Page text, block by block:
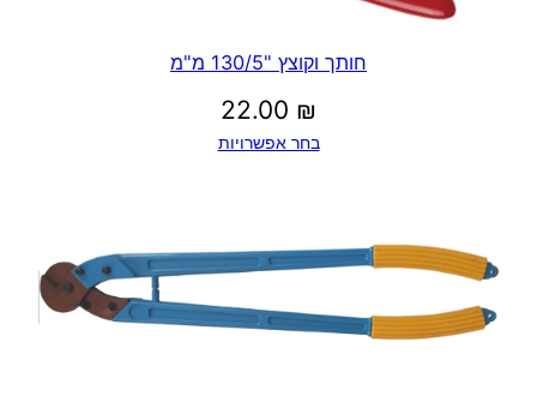
חותך וקוצץ "130/5 מ"מ
22.00 ₪
בחר אפשרויות